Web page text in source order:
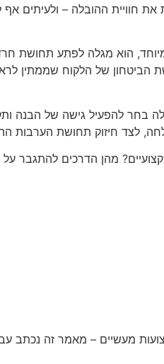
חוויית ההובלה – ולעיתים אף
הוא מגלה לפתע תחושת
הביטחון של הלקוח שממתין
בחר להפעיל גישה של הבנה
לצד חיזוק תחושת הערבות
מהן הדרכים להתגבר על
מעשיים – מאמר זה נכתב